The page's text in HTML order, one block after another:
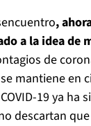
,
a la idea
de
mantiene en
19 ya ha
descartan